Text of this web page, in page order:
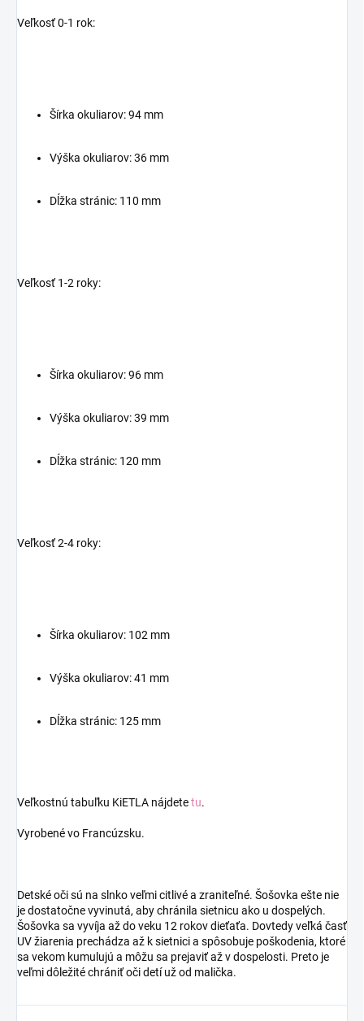
Veľkosť 0-1 rok:
Šírka okuliarov: 94 mm
Výška okuliarov: 36 mm
Dĺžka stránic: 110 mm
Veľkosť 1-2 roky:
Šírka okuliarov: 96 mm
Výška okuliarov: 39 mm
Dĺžka stránic: 120 mm
Veľkosť 2-4 roky:
Šírka okuliarov: 102 mm
Výška okuliarov: 41 mm
Dĺžka stránic: 125 mm
Veľkostnú tabuľku KiETLA nájdetetu.
Vyrobené vo Francúzsku.
Detské oči sú na slnko veľmi citlivé a zraniteľné. Šošovka ešte nie
je dostatočne vyvinutá, aby chránila sietnicu ako u dospelých.
Šošovka sa vyvíja až do veku 12 rokov dieťaťa. Dovtedy veľká časť
UV žiarenia prechádza až k sietnici a spôsobuje poškodenia, ktoré
sa vekom kumulujú a môžu sa prejaviť až v dospelosti. Preto je
veľmi dôležité chrániť oči detí už od malička.